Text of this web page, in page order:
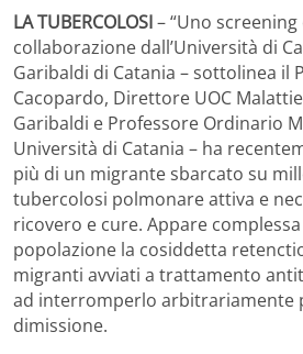
LA TUBERCOLOSI– “Uno
collaborazione dall’Università di
Garibaldi di Catania – sottolinea il
Cacopardo, Direttore UOC
Garibaldi e Professore Ordinario
Università di Catania – ha
più di un migrante sbarcato su
tubercolosi polmonare attiva e
ricovero e cure. Appare
popolazione la cosiddetta
migranti avviati a trattamento
ad interromperlo arbitrariamente
dimissione.